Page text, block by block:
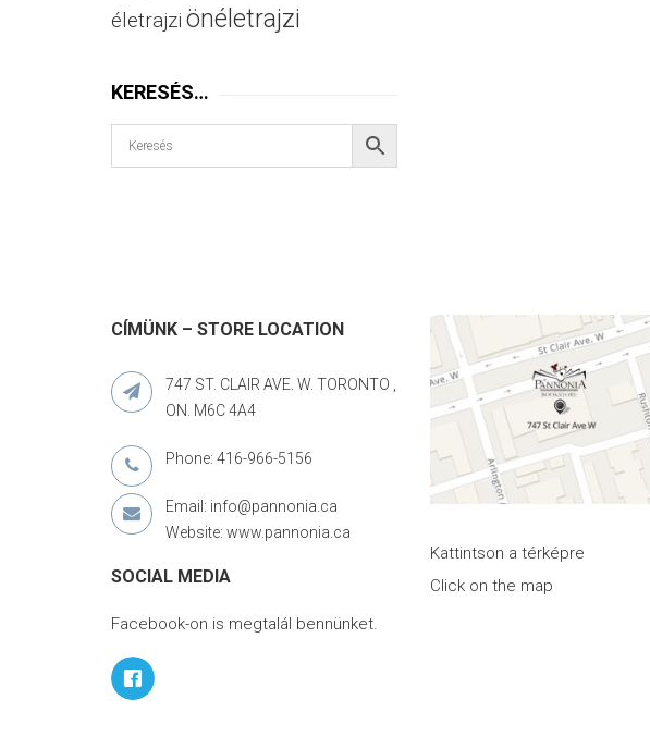
életrajzi önéletrajzi
KERESÉS…
CÍMÜNK – STORE LOCATION
747 ST. CLAIR AVE. W. TORONTO ,
ON. M6C 4A4
Phone: 416-966-5156
Email: info@pannonia.ca
Website: www.pannonia.ca
SOCIAL MEDIA
Facebook-on is megtalál bennünket.
Kattintson a térképre
Click on the map